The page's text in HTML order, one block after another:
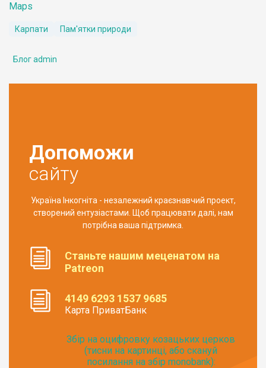
Maps
Карпати Пам'ятки природи
Блог admin
Допоможи
сайту
Україна Інкогніта - незалежний краєзнавчий проект,
створений ентузіастами. Щоб працювати далі, нам
потрібна ваша підтримка.
Станьте нашим меценатом на
Patreon
4149 6293 1537 9685
Карта ПриватБанк
Збір на оцифровку козацьких церков
(тисни на картинці, або скануй
посилання на збір monobank):